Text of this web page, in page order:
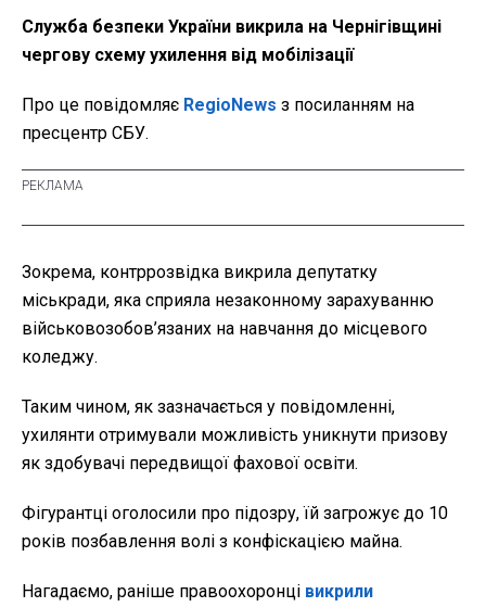
Служба безпеки України викрила на Чернігівщині
чергову схему ухилення від мобілізації
Про це повідомляє RegioNews з посиланням на
пресцентр СБУ.
Зокрема, контррозвідка викрила депутатку
міськради, яка сприяла незаконному зарахуванню
військовозобов’язаних на навчання до місцевого
коледжу.
Таким чином, як зазначається у повідомленні,
ухилянти отримували можливість уникнути призову
як здобувачі передвищої фахової освіти.
Фігурантці оголосили про підозру, їй загрожує до 10
років позбавлення волі з конфіскацією майна.
Нагадаємо, раніше правоохоронці викрили